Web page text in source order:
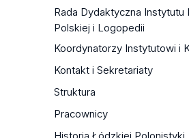
Rada Dydaktyczna Instytutu
Polskiej i Logopedii
Koordynatorzy Instytutowi i
Kontakt i Sekretariaty
Struktura
Pracownicy